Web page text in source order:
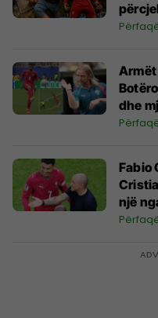
të
dhe
botën
Fabio
një